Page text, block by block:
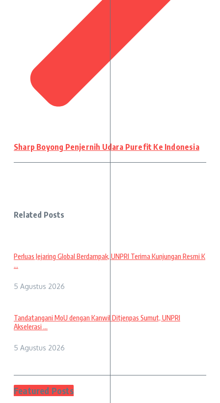
Sharp Boyong Penjernih Udara Purefit Ke Indonesia
Related Posts
Perluas Jejaring Global Berdampak, UNPRI Terima Kunjungan Resmi K
...
5 Agustus 2026
Tandatangani MoU dengan Kanwil Ditjenpas Sumut, UNPRI
Akselerasi ...
5 Agustus 2026
Featured Posts